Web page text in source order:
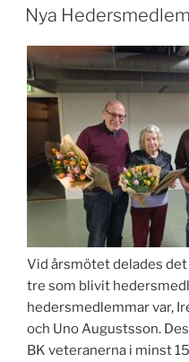
Nya
Vid årsmötet delades
tre som blivit
hedersmedlemmar var,
och Uno Augustsson.
BK veteranerna i minst